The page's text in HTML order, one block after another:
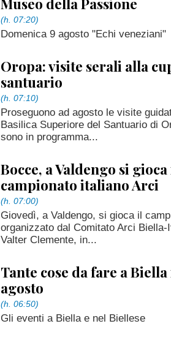
(h. 07:20)
Domenica 9 agosto "Echi veneziani"
Oropa: visite serali alla
santuario
(h. 07:10)
Proseguono ad agosto le visite
Basilica Superiore del Santuario di
sono in programma...
Bocce, a Valdengo si
campionato italiano Arci
(h. 07:00)
Giovedì, a Valdengo, si gioca il
organizzato dal Comitato Arci
Valter Clemente, in...
Tante cose da fare a
agosto
(h. 06:50)
Gli eventi a Biella e nel Biellese